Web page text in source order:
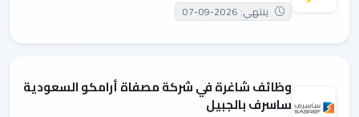
ينتهي: 2026-09-07
وظائف شاغرة في شركة مصفاة أرامكو السعودية
ساسرف بالجبيل